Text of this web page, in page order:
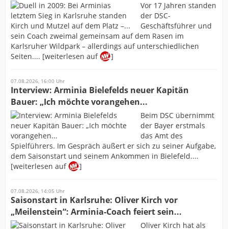
Vor 17 Jahren standen
der DSC-
Geschäftsführer und
sein Coach zweimal gemeinsam auf dem Rasen im
Karlsruher Wildpark – allerdings auf unterschiedlichen
Seiten.... [weiterlesen auf
]
07.08.2026, 16:00 Uhr
Interview: Arminia Bielefelds neuer Kapitän
Bauer: „Ich möchte vorangehen...
Beim DSC übernimmt
der Bayer erstmals
das Amt des
Spielführers. Im Gespräch äußert er sich zu seiner Aufgabe,
dem Saisonstart und seinem Ankommen in Bielefeld....
[weiterlesen auf
]
07.08.2026, 14:05 Uhr
Saisonstart in Karlsruhe: Oliver Kirch vor
„Meilenstein“: Arminia-Coach feiert sein...
Oliver Kirch hat als